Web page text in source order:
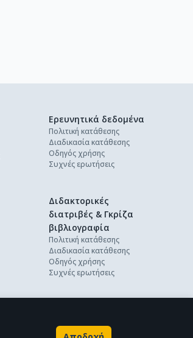
Ερευνητικά δεδομένα
Πολιτική κατάθεσης
Διαδικασία κατάθεσης
Οδηγός χρήσης
Συχνές ερωτήσεις
Διδακτορικές
διατριβές & Γκρίζα
βιβλιογραφία
Πολιτική κατάθεσης
Διαδικασία κατάθεσης
Οδηγός χρήσης
Συχνές ερωτήσεις